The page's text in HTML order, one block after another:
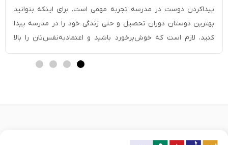
[مخصوص دانش آموزان]
پیداکردن دوست در مدرسه تجربه مهمی است. برای اینکه بتوانید
بهترین دوستان دوران تحصیل و حتی زندگی خود را در مدرسه پیدا
کنید، لازم است که خوش‌برخورد باشید و اعتمادبه‌نفس‌تان را بالا
ببرید. با صحبت‌کردن با دیگران، لبخند‌زدن و داشتن چهره‌ای گشاده
می‌توانید به‌راحتی دوست پیدا کنید. شرکت در فعالیت‌های گروهی یا